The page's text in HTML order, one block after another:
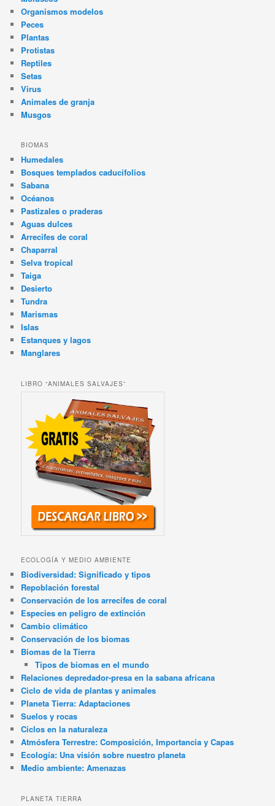
Organismos modelos
Peces
Plantas
Protistas
Reptiles
Setas
Virus
Animales de granja
Musgos
BIOMAS
Humedales
Bosques templados caducifolios
Sabana
Océanos
Pastizales o praderas
Aguas dulces
Arrecifes de coral
Chaparral
Selva tropical
Taiga
Desierto
Tundra
Marismas
Islas
Estanques y lagos
Manglares
LIBRO “ANIMALES SALVAJES”
ECOLOGÍA Y MEDIO AMBIENTE
Biodiversidad: Significado y tipos
Repoblación forestal
Conservación de los arrecifes de coral
Especies en peligro de extinción
Cambio climático
Conservación de los biomas
Biomas de la Tierra
Tipos de biomas en el mundo
Relaciones depredador-presa en la sabana africana
Ciclo de vida de plantas y animales
Planeta Tierra: Adaptaciones
Suelos y rocas
Ciclos en la naturaleza
Atmósfera Terrestre: Composición, Importancia y Capas
Ecología: Una visión sobre nuestro planeta
Medio ambiente: Amenazas
PLANETA TIERRA